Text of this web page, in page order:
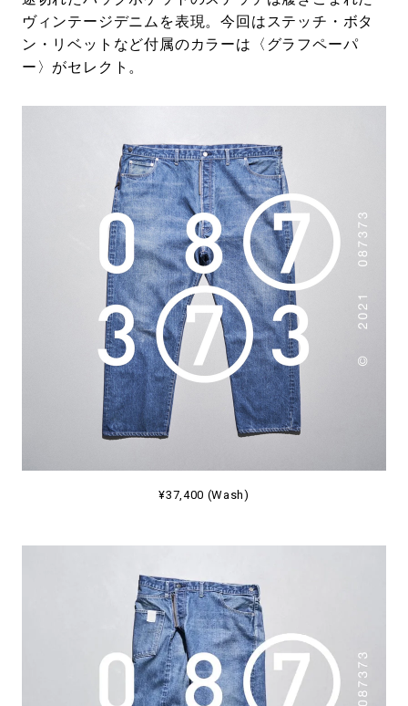
ヴィンテージデニムを表現。今回はステッチ・ボタ
ン・リベットなど付属のカラーは〈グラフペーパ
ー〉がセレクト。
¥37,400 (Wash)